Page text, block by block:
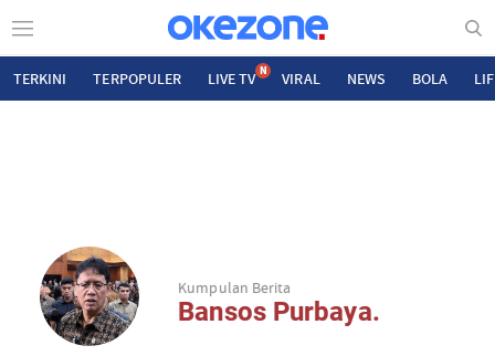
TERKINI TERPOPULER LIVE TV N VIRAL NEWS BOLA
Kumpulan Berita
Bansos Purbaya.